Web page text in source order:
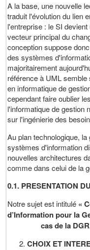
A la base, une nouvelle
traduit l'évolution du lien
l'entreprise : le SI
vecteur principal du
conception suppose
des systèmes
majoritairement
référence à UML
en informatique de
cependant faire oublier
l'informatique de gestion
sur l'ingénierie des
Au plan technologique,
systèmes d'information
nouvelles architectures
comme dans celui de la
0.1. PRESENTATION
Notre sujet est intitulé «
d’Information pour la
cas de la
CHOIX ET